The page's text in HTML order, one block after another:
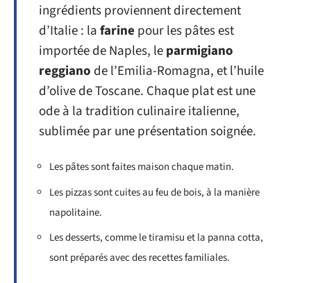
ingrédients proviennent directement
d’Italie : lafarine pour les pâtes est
importée de Naples, leparmigiano
reggiano de l’Emilia-Romagna, et l’huile
d’olive de Toscane. Chaque plat est une
ode à la tradition culinaire italienne,
sublimée par une présentation soignée.
Les pâtes sont faites maison chaque matin.
Les pizzas sont cuites au feu de bois, à la manière
napolitaine.
Les desserts, comme le tiramisu et la panna cotta,
sont préparés avec des recettes familiales.